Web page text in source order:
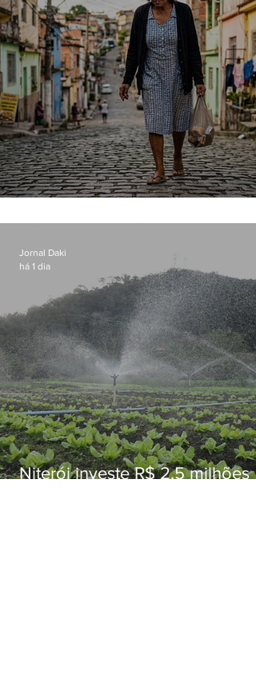
Niterói investe R$ 2,5 milhões
Jornal Daki
há 1 dia